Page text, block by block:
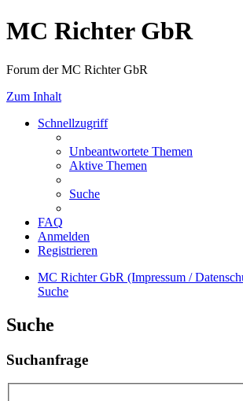
MC Richter GbR
Forum der MC Richter GbR
Zum Inhalt
Schnellzugriff
Unbeantwortete Themen
Aktive Themen
Suche
FAQ
Anmelden
Registrieren
MC Richter GbR (Impressum /
Suche
Suche
Suchanfrage